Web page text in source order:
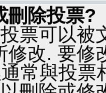
刪除投票?
票可以被
修改. 要修
常與投票